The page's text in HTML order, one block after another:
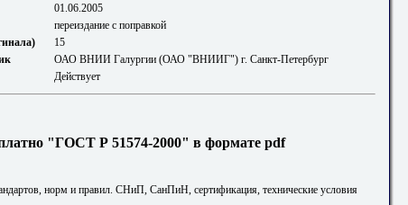
01.06.2005
переиздание с поправкой
15
ОАО ВНИИ Галургии (ОАО "ВНИИГ") г. Санкт-Петербург
Действует
"ГОСТ Р 51574-2000" в формате pdf
норм и правил. СНиП, СанПиН, сертификация, технические условия